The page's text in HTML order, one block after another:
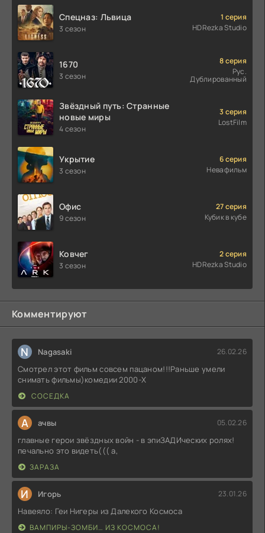
Спецназ: Львица
3 сезон
1 серия
HDRezka Studio
1670
3 сезон
8 серия
Рус.
Дублированный
Звёздный путь: Странные
новые миры
4 сезон
3 серия
LostFilm
Укрытие
3 сезон
6 серия
Невафильм
Офис
9 сезон
27 серия
Кубик в кубе
Ковчег
3 сезон
2 серия
HDRezka Studio
Комментируют
N Nagasaki 26.02.26
Смотрел этот фильм совсем пацаном!!!Раньше умели
снимать фильмы)комедии 2000-X
СОСЕДКА
А ачвы 05.02.26
главные герои звёздных войн - в эпиЗАДИческих ролях!
печально это видеть((( а,
ЗАРАЗА
И Игорь 23.01.26
Навеяло: Геи Нигеры из Далекого Космоса
ВАМПИРЫ-ЗОМБИ… ИЗ КОСМОСА!